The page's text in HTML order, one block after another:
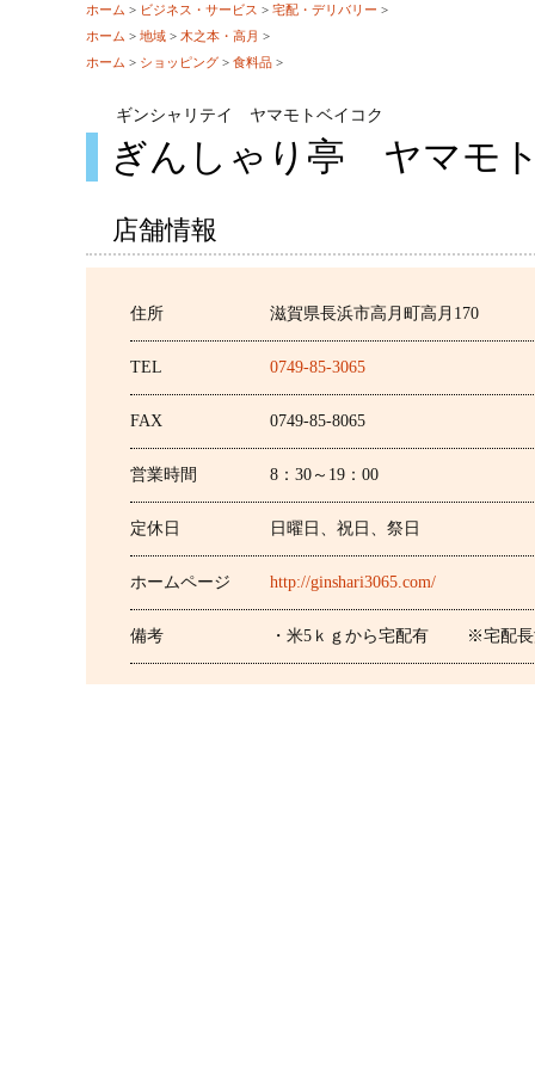
ホーム > ビジネス・サービス > 宅配・デリバリー >
ホーム > 地域 > 木之本・高月 >
ホーム > ショッピング > 食料品 >
ギンシャリテイ ヤマモトベイコク
ぎんしゃり亭 ヤマモ
店舗情報
住所 滋賀県長浜市高月町高月170
TEL 0749-85-3065
FAX 0749-85-8065
営業時間 8：30～19：00
定休日 日曜日、祝日、祭日
ホームページ http://ginshari3065.com/
備考 ・米5ｋｇから宅配有 ※宅配長